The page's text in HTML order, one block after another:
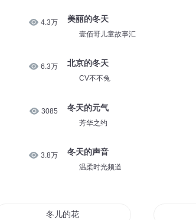
4.3万
6.3万
3085
3.8万
美丽的冬天
壹佰哥儿童故事汇
北京的冬天
CV不不兔
冬天的元气
芳华之约
冬天的声音
温柔时光频道
冬儿的花